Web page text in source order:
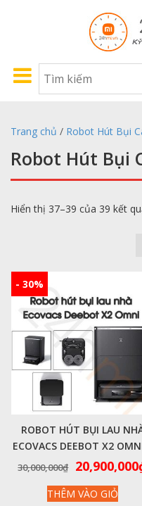
Trang chủ / Robot Hút Bụi
Robot Hút Bụi
Hiển thị 37–39 của 39 kết
- 30%
ROBOT HÚT BỤI LAU
ECOVACS DEEBOT X2
CHÍNH HÃNG
30,000,000₫ Giá
là:
20,900,000
THÊM VÀO GIỎ